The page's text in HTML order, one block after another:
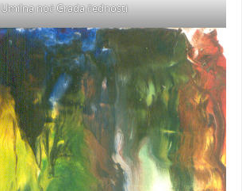
Umilna noć Grada čednosti